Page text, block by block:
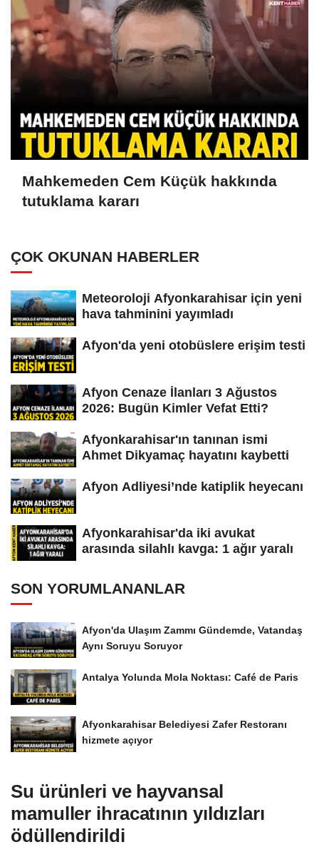
Mahkemeden Cem Küçük hakkında
tutuklama kararı
ÇOK OKUNAN HABERLER
Meteoroloji Afyonkarahisar için yeni
hava tahminini yayımladı
Afyon'da yeni otobüslere erişim testi
Afyon Cenaze İlanları 3 Ağustos
2026: Bugün Kimler Vefat Etti?
Afyonkarahisar'ın tanınan ismi
Ahmet Dikyamaç hayatını kaybetti
Afyon Adliyesi’nde katiplik heyecanı
Afyonkarahisar'da iki avukat
arasında silahlı kavga: 1 ağır yaralı
SON YORUMLANANLAR
Afyon'da Ulaşım Zammı Gündemde, Vatandaş
Aynı Soruyu Soruyor
Antalya Yolunda Mola Noktası: Café de Paris
Afyonkarahisar Belediyesi Zafer Restoranı
hizmete açıyor
Su ürünleri ve hayvansal
mamuller ihracatının yıldızları
ödüllendirildi